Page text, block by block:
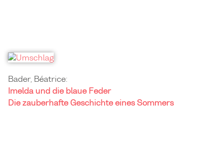
Bader, Béatrice:
Imelda und die blaue Feder
Die zauberhafte Geschichte eines Sommers